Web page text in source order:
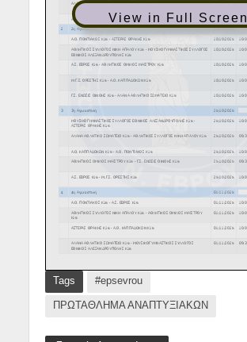
View in Full Screen
Tags #epsevrou
ΠΡΩΤΑΘΛΗΜΑ ΑΝΑΠΤΥΞΙΑΚΩΝ